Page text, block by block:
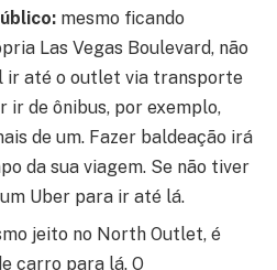
mesmo ficando
Las Vegas Boulevard, não
ir até o outlet via transporte
ir de ônibus, por exemplo,
de um. Fazer baldeação irá
da sua viagem. Se não tiver
Uber para ir até lá.
jeito no North Outlet, é
carro para lá. O